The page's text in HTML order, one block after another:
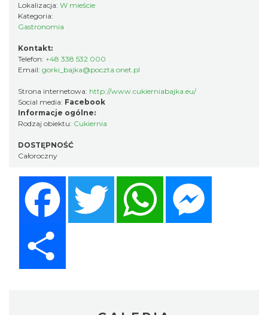
Lokalizacja: W mieście
Kategoria:
Gastronomia
Kontakt:
Telefon: +48 338 532 000
Email: gorki_bajka@poczta.onet.pl
Strona internetowa: http://www.cukierniabajka.eu/
Social media: Facebook
Informacje ogólne:
Rodzaj obiektu: Cukiernia
DOSTĘPNOŚĆ
Całoroczny
Twitter WhatsApp